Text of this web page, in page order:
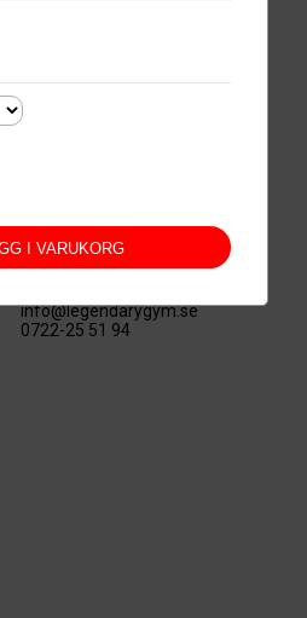
I VARUKORG
info@legendarygym.se
0722-25 51 94